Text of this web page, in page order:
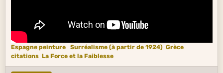
Espagne peinture Surréalisme (à partir de 1924) Grèce
citations La Force et la Faiblesse